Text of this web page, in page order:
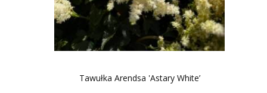
Tawułka Arendsa 'Astary White’